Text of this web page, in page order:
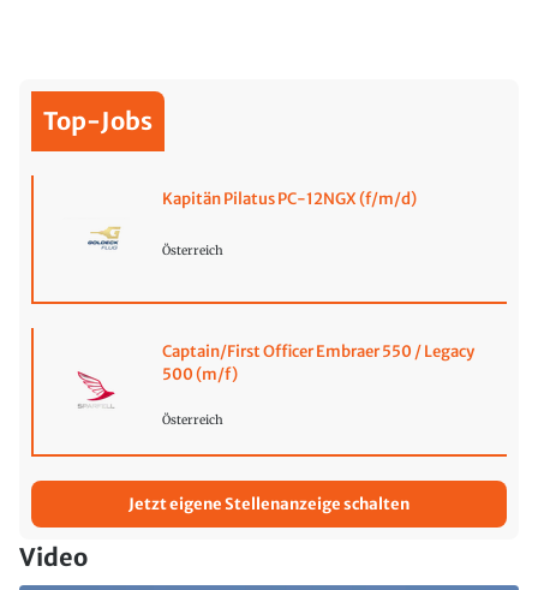
Top-Jobs
Kapitän Pilatus PC-12NGX (f/m/d)
Österreich
Captain/First Officer Embraer 550 / Legacy
500 (m/f)
Österreich
Jetzt eigene Stellenanzeige schalten
Video